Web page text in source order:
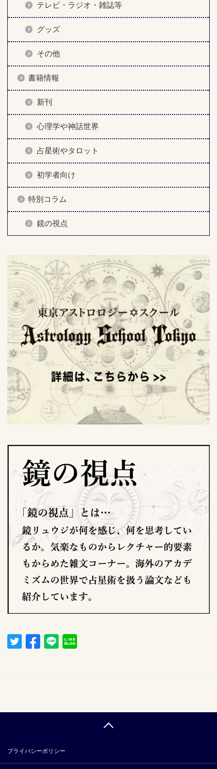
テレビ・ラジオ・雑誌等
グッズ
その他
書籍情報
新刊
心理学や神話世界
占星術やタロット
初学者向け
特別コラム
鏡の視点
プライバシーポリシー